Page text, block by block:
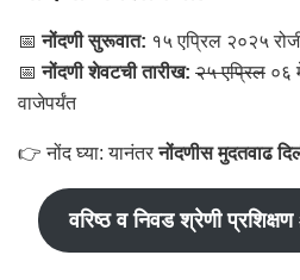
📅नोंदणी सुरूवात: १५ एप्रिल २०२५
📅नोंदणी शेवटची तारीख: २५ एप्रिल ०६
वाजेपर्यंत
👉 नोंद घ्या: यानंतरनोंदणीस मुदतवाढ
वरिष्ठ व निवड श्रेणी